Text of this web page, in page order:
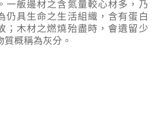
一舨邊材之含氮量較心材多，乃
仍具生命之生活組織，含有蛋白
；木材之燃燒殆盡時，會遺留少
質概稱為灰分。